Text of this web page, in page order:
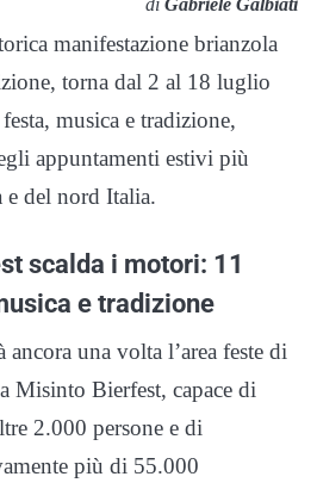
manifestazione brianzola
torna dal 2 al 18 luglio
musica e tradizione,
appuntamenti estivi più
e del nord Italia.
scalda i motori: 11
e tradizione
ancora una volta l’area feste di
Misinto Bierfest, capace di
2.000 persone e di
più di 55.000